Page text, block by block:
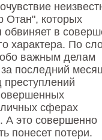
Отан", которых
в
характера. По
важным делам
последний
сферах
А это совершенно
понесет потери.